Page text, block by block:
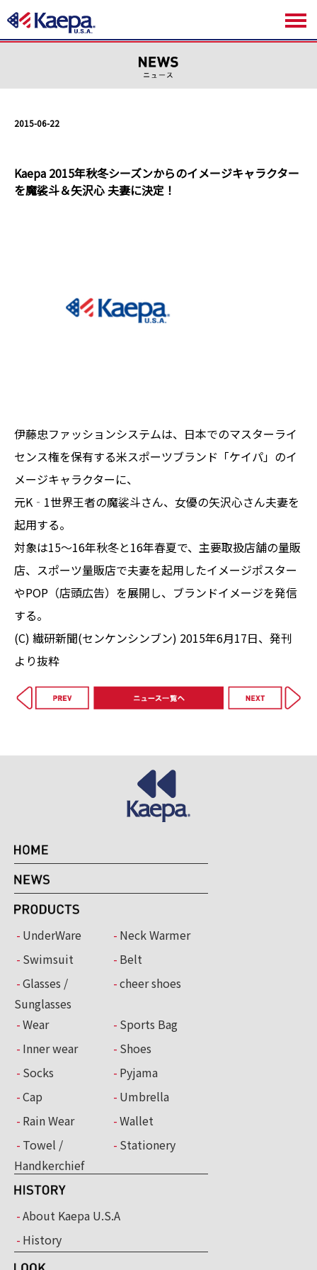
2015-06-22
Kaepa 2015年秋冬シーズンからのイメージキャラクター
を魔裟斗＆矢沢心 夫妻に決定！
伊藤忠ファッションシステムは、日本でのマスターライ
センス権を保有する米スポーツブランド「ケイパ」のイ
メージキャラクターに、
元K‐1世界王者の魔裟斗さん、女優の矢沢心さん夫妻を
起用する。
対象は15～16年秋冬と16年春夏で、主要取扱店舗の量販
店、スポーツ量販店で夫妻を起用したイメージポスター
やPOP（店頭広告）を展開し、ブランドイメージを発信
する。
(C) 繊研新聞(センケンシンブン) 2015年6月17日、発刊
より抜粋
UnderWare
Neck Warmer
Swimsuit
Belt
Glasses /
Sunglasses
cheer shoes
Wear
Sports Bag
Inner wear
Shoes
Socks
Pyjama
Cap
Umbrella
Rain Wear
Wallet
Towel /
Handkerchief
Stationery
About Kaepa U.S.A
History